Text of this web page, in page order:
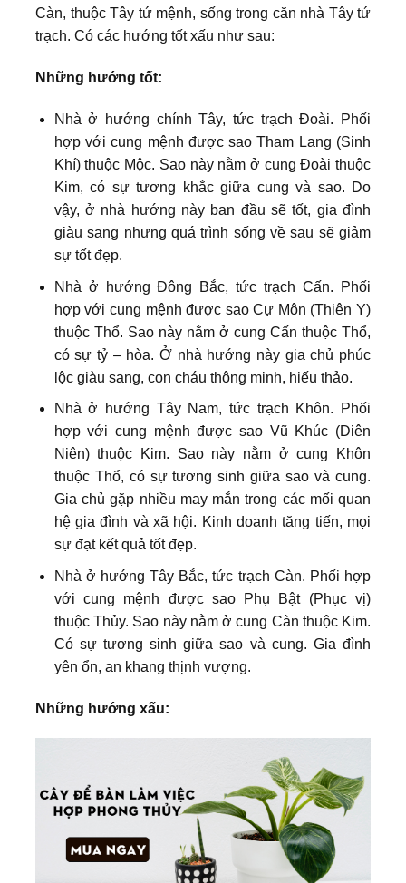
Càn, thuộc Tây tứ mệnh, sống trong căn nhà Tây tứ
trạch. Có các hướng tốt xấu như sau:
Những hướng tốt:
Nhà ở hướng chính Tây, tức trạch Đoài. Phối
hợp với cung mệnh được sao Tham Lang (Sinh
Khí) thuộc Mộc. Sao này nằm ở cung Đoài thuộc
Kim, có sự tương khắc giữa cung và sao. Do
vậy, ở nhà hướng này ban đầu sẽ tốt, gia đình
giàu sang nhưng quá trình sống về sau sẽ giảm
sự tốt đẹp.
Nhà ở hướng Đông Bắc, tức trạch Cấn. Phối
hợp với cung mệnh được sao Cự Môn (Thiên Y)
thuộc Thổ. Sao này nằm ở cung Cấn thuộc Thổ,
có sự tỷ – hòa. Ở nhà hướng này gia chủ phúc
lộc giàu sang, con cháu thông minh, hiếu thảo.
Nhà ở hướng Tây Nam, tức trạch Khôn. Phối
hợp với cung mệnh được sao Vũ Khúc (Diên
Niên) thuộc Kim. Sao này nằm ở cung Khôn
thuộc Thổ, có sự tương sinh giữa sao và cung.
Gia chủ gặp nhiều may mắn trong các mối quan
hệ gia đình và xã hội. Kinh doanh tăng tiến, mọi
sự đạt kết quả tốt đẹp.
Nhà ở hướng Tây Bắc, tức trạch Càn. Phối hợp
với cung mệnh được sao Phụ Bật (Phục vị)
thuộc Thủy. Sao này nằm ở cung Càn thuộc Kim.
Có sự tương sinh giữa sao và cung. Gia đình
yên ổn, an khang thịnh vượng.
Những hướng xấu: